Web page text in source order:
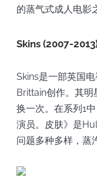
的蒸气式成人电影
Skins (2007-
Skins是一部英国
Brittain创作。其明
换一次。在系列1
演员。皮肤》是
问题多种多样，蒸